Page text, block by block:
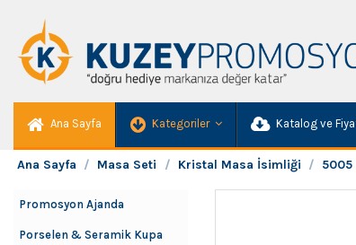
Ana Sayfa Kategoriler Katalog ve
Ana Sayfa Masa Seti Kristal Masa İsimliği 5005
Promosyon Ajanda
Porselen & Seramik Kupa